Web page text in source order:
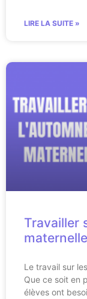
LIRE LA SUITE »
Travailler
maternelle
Le travail sur
Que ce soit en
élèves ont